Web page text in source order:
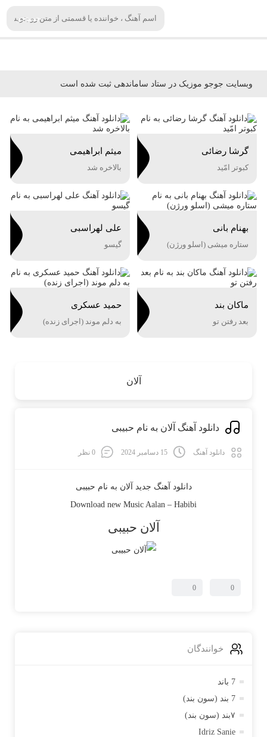
جستجو
وبسایت جوجو موزیک در ستاد ساماندهی ثبت شده است
گرشا رضائی
کبوتر امّید
میثم ابراهیمی
بالاخره شد
بهنام بانی
ستاره میشی (اسلو ورژن)
علی لهراسبی
گیسو
ماکان بند
بعد رفتن تو
حمید عسکری
به دلم موند (اجرای زنده)
آلان
دانلود آهنگ آلان به نام حبیبی
دانلود آهنگ 15 دسامبر 2024 0 نظر
دانلود آهنگ جدید آلان به نام حبیبی
Download new Music Aalan – Habibi
آلان حبیبی
0
0
خوانندگان
7 باند
7 بند (سون بند)
۷بند (سون بند)
Idriz Sanie